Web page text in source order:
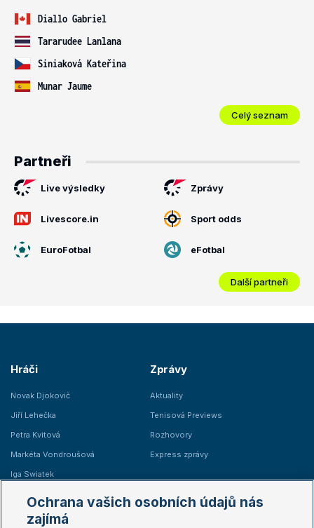
Diallo Gabriel
Tararudee Lanlana
Siniaková Kateřina
Munar Jaume
Celý seznam
Partneři
Live výsledky Zprávy
Livescore.in Sport odds
EuroFotbal eFotbal
Další partneři
Hráči
Novak Djokovič
Jiří Lehečka
Petra Kvitová
Markéta Vondroušová
Iga Swiatek
Zprávy
Aktuality
Tenisová Previews
Rozhovory
Express zprávy
Žebříčky
Ochrana vašich osobních údajů nás
zajímá